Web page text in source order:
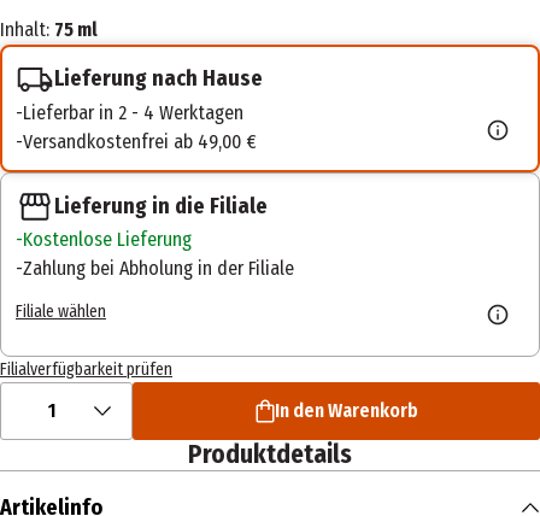
Inhalt: 75 ml
Lieferung nach Hause
Lieferbar in 2 - 4 Werktagen
Versandkostenfrei ab 49,00 €
Lieferung in die Filiale
Kostenlose Lieferung
Zahlung bei Abholung in der Filiale
Filiale wählen
Filialverfügbarkeit prüfen
1 In den Warenkorb
Produktdetails
Artikelinfo